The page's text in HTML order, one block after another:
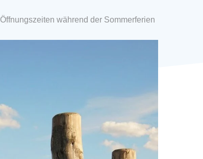
Öffnungszeiten während der Sommerferien